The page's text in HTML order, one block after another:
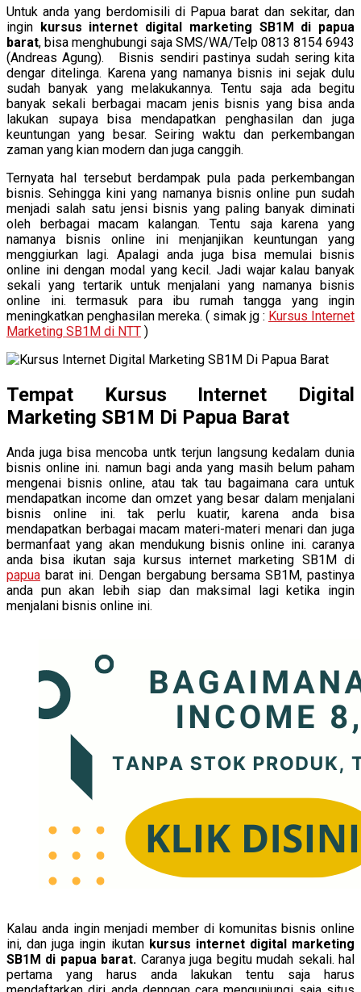
Untuk anda yang berdomisili di Papua barat dan sekitar, dan
ingin kursus internet digital marketing SB1M di papua
barat, bisa menghubungi saja SMS/WA/Telp 0813 8154 6943
(Andreas Agung). Bisnis sendiri pastinya sudah sering kita
dengar ditelinga. Karena yang namanya bisnis ini sejak dulu
sudah banyak yang melakukannya. Tentu saja ada begitu
banyak sekali berbagai macam jenis bisnis yang bisa anda
lakukan supaya bisa mendapatkan penghasilan dan juga
keuntungan yang besar. Seiring waktu dan perkembangan
zaman yang kian modern dan juga canggih.
Ternyata hal tersebut berdampak pula pada perkembangan
bisnis. Sehingga kini yang namanya bisnis online pun sudah
menjadi salah satu jensi bisnis yang paling banyak diminati
oleh berbagai macam kalangan. Tentu saja karena yang
namanya bisnis online ini menjanjikan keuntungan yang
menggiurkan lagi. Apalagi anda juga bisa memulai bisnis
online ini dengan modal yang kecil. Jadi wajar kalau banyak
sekali yang tertarik untuk menjalani yang namanya bisnis
online ini. termasuk para ibu rumah tangga yang ingin
meningkatkan penghasilan mereka. ( simak jg : Kursus Internet
Marketing SB1M di NTT )
Tempat Kursus Internet Digital
Marketing SB1M Di Papua Barat
Anda juga bisa mencoba untk terjun langsung kedalam dunia
bisnis online ini. namun bagi anda yang masih belum paham
mengenai bisnis online, atau tak tau bagaimana cara untuk
mendapatkan income dan omzet yang besar dalam menjalani
bisnis online ini. tak perlu kuatir, karena anda bisa
mendapatkan berbagai macam materi-materi menari dan juga
bermanfaat yang akan mendukung bisnis online ini. caranya
anda bisa ikutan saja kursus internet marketing SB1M di
papua barat ini. Dengan bergabung bersama SB1M, pastinya
anda pun akan lebih siap dan maksimal lagi ketika ingin
menjalani bisnis online ini.
Kalau anda ingin menjadi member di komunitas bisnis online
ini, dan juga ingin ikutan kursus internet digital marketing
SB1M di papua barat. Caranya juga begitu mudah sekali. hal
pertama yang harus anda lakukan tentu saja harus